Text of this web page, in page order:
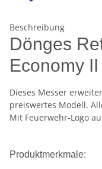
Beschreibung
Dönges
Economy II
Dieses Messer
preiswertes Modell.
Mit Feuerwehr-Logo
Produktmerkmale: